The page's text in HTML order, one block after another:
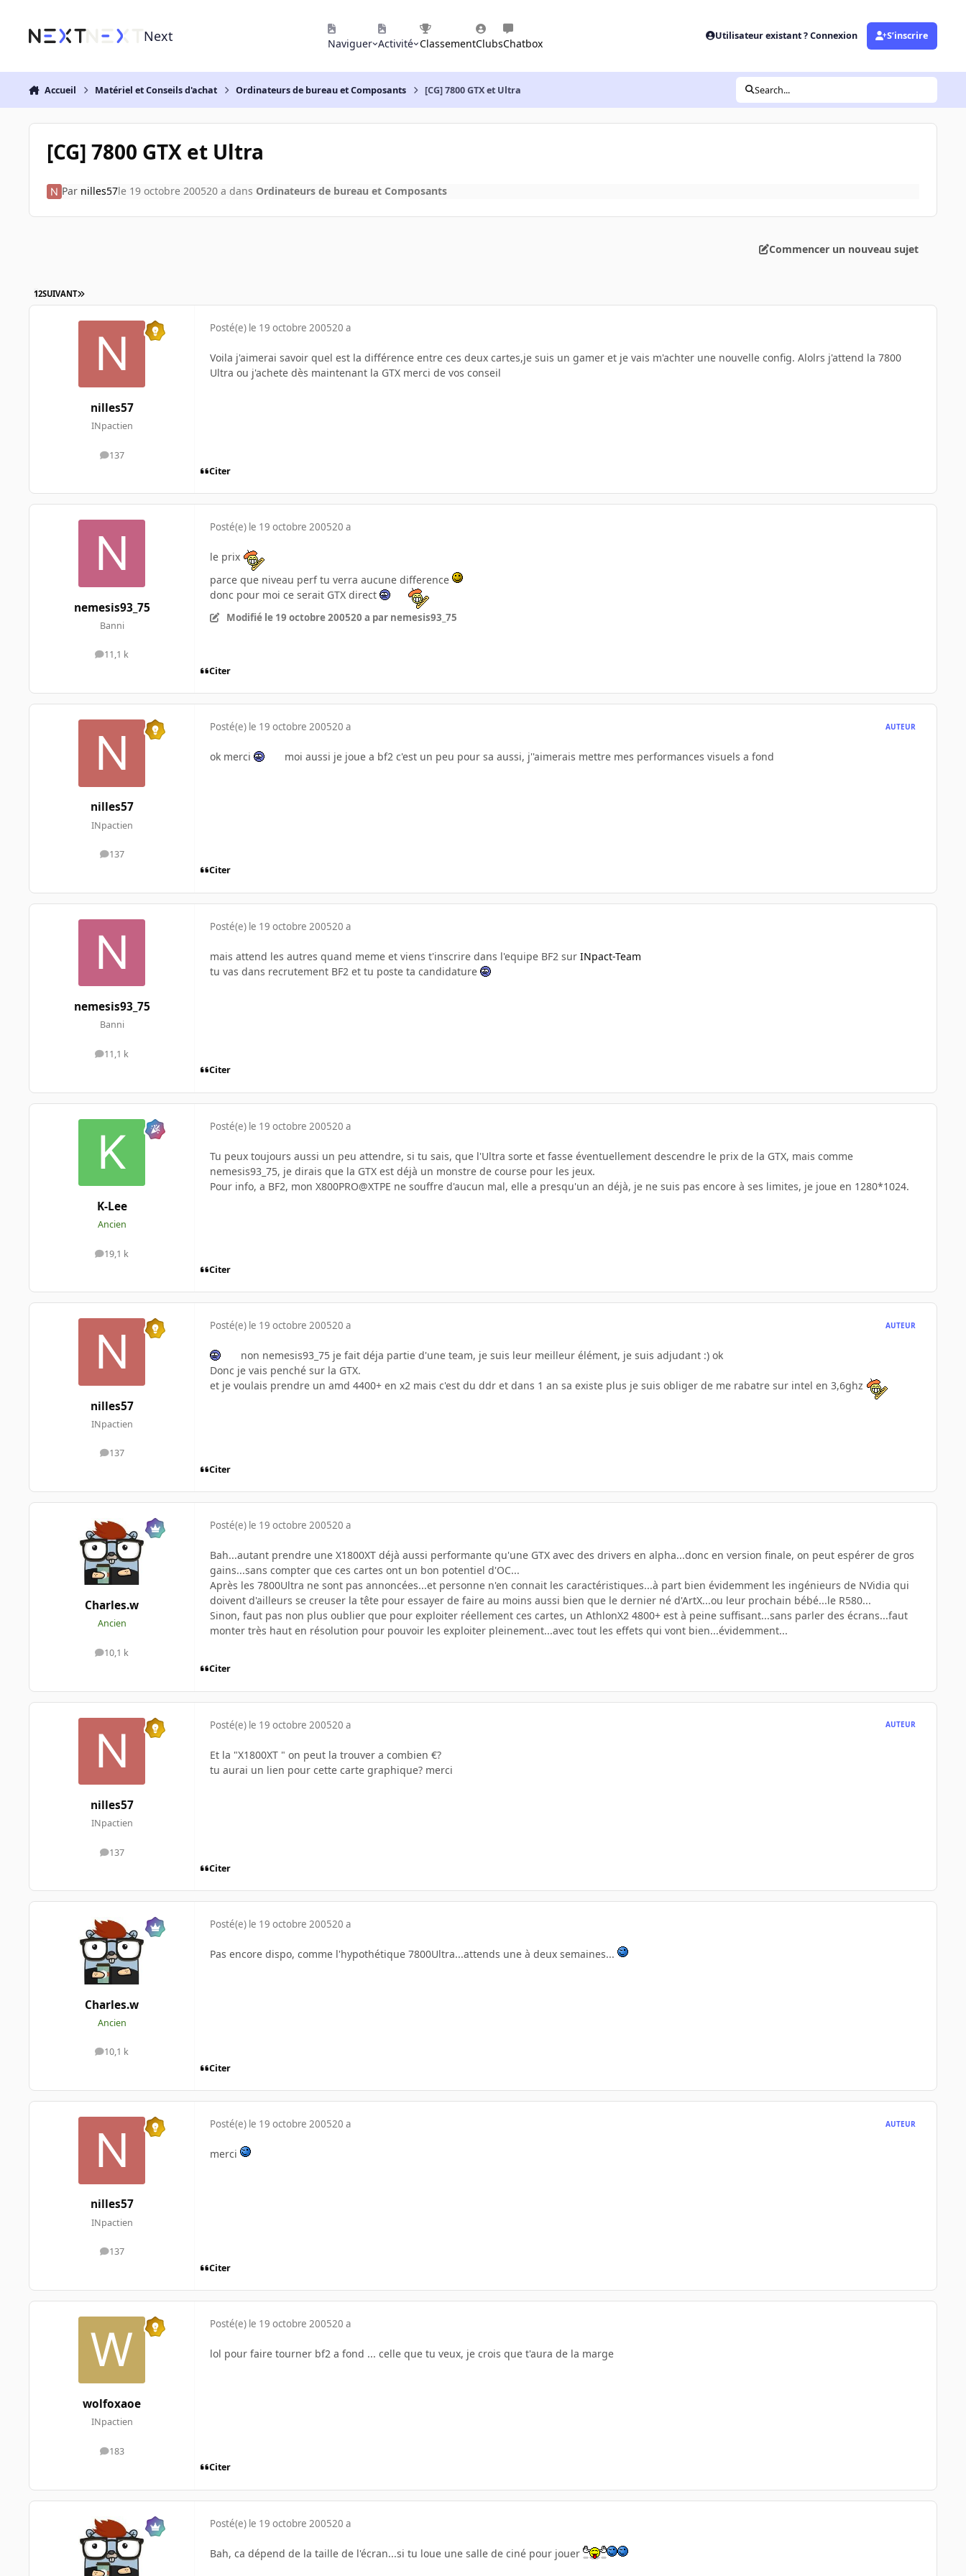
Next Naviguer Activité ClassementClubsChatbox
Utilisateur existant ? Connexion S’inscrire
Accueil Matériel et Conseils d'achat Ordinateurs de bureau et Composants [CG] 7800 GTX et Ultra Search...
[CG] 7800 GTX et Ultra
Par nilles57le 19 octobre 200520 a dans Ordinateurs de bureau et Composants
Commencer un nouveau sujet
12SUIVANT
nilles57
INpactien
137
messages
Posté(e) le 19 octobre 200520 a
Voila j'aimerai savoir quel est la différence entre ces deux cartes,je suis un gamer et je vais m'achter une nouvelle config. Alolrs j'attend la 7800
Ultra ou j'achete dès maintenant la GTX merci de vos conseil
Citer
nemesis93_75
Banni
11,1 k
messages
Posté(e) le 19 octobre 200520 a
le prix
parce que niveau perf tu verra aucune difference
donc pour moi ce serait GTX direct
Modifié le 19 octobre 200520 a par nemesis93_75
Citer
nilles57
INpactien
137
messages
Posté(e) le 19 octobre 200520 a AUTEUR
ok merci moi aussi je joue a bf2 c'est un peu pour sa aussi, j''aimerais mettre mes performances visuels a fond
Citer
nemesis93_75
Banni
11,1 k
messages
Posté(e) le 19 octobre 200520 a
mais attend les autres quand meme et viens t'inscrire dans l'equipe BF2 sur INpact-Team
tu vas dans recrutement BF2 et tu poste ta candidature
Citer
K-Lee
Ancien
19,1 k
messages
Posté(e) le 19 octobre 200520 a
Tu peux toujours aussi un peu attendre, si tu sais, que l'Ultra sorte et fasse éventuellement descendre le prix de la GTX, mais comme
nemesis93_75, je dirais que la GTX est déjà un monstre de course pour les jeux.
Pour info, a BF2, mon X800PRO@XTPE ne souffre d'aucun mal, elle a presqu'un an déjà, je ne suis pas encore à ses limites, je joue en 1280*1024.
Citer
nilles57
INpactien
137
messages
Posté(e) le 19 octobre 200520 a AUTEUR
non nemesis93_75 je fait déja partie d'une team, je suis leur meilleur élément, je suis adjudant :) ok
Donc je vais penché sur la GTX.
et je voulais prendre un amd 4400+ en x2 mais c'est du ddr et dans 1 an sa existe plus je suis obliger de me rabatre sur intel en 3,6ghz
Citer
Charles.w
Ancien
10,1 k
messages
Posté(e) le 19 octobre 200520 a
Bah...autant prendre une X1800XT déjà aussi performante qu'une GTX avec des drivers en alpha...donc en version finale, on peut espérer de gros
gains...sans compter que ces cartes ont un bon potentiel d'OC...
Après les 7800Ultra ne sont pas annoncées...et personne n'en connait les caractéristiques...à part bien évidemment les ingénieurs de NVidia qui
doivent d'ailleurs se creuser la tête pour essayer de faire au moins aussi bien que le dernier né d'ArtX...ou leur prochain bébé...le R580...
Sinon, faut pas non plus oublier que pour exploiter réellement ces cartes, un AthlonX2 4800+ est à peine suffisant...sans parler des écrans...faut
monter très haut en résolution pour pouvoir les exploiter pleinement...avec tout les effets qui vont bien...évidemment...
Citer
nilles57
INpactien
137
messages
Posté(e) le 19 octobre 200520 a AUTEUR
Et la "X1800XT " on peut la trouver a combien €?
tu aurai un lien pour cette carte graphique? merci
Citer
Charles.w
Ancien
10,1 k
messages
Posté(e) le 19 octobre 200520 a
Pas encore dispo, comme l'hypothétique 7800Ultra...attends une à deux semaines...
Citer
nilles57
INpactien
137
messages
Posté(e) le 19 octobre 200520 a AUTEUR
merci
Citer
wolfoxaoe
INpactien
183
messages
Posté(e) le 19 octobre 200520 a
lol pour faire tourner bf2 a fond ... celle que tu veux, je crois que t'aura de la marge
Citer
Posté(e) le 19 octobre 200520 a
Bah, ca dépend de la taille de l'écran...si tu loue une salle de ciné pour jouer